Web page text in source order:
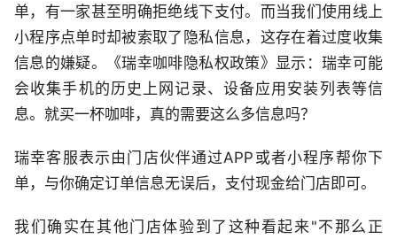
单，有一家甚至明确拒绝线下支付。而当我们使用线上
小程序点单时却被索取了隐私信息，这存在着过度收集
信息的嫌疑。《瑞幸咖啡隐私权政策》显示：瑞幸可能
会收集手机的历史上网记录、设备应用安装列表等信
息。就买一杯咖啡，真的需要这么多信息吗？
瑞幸客服表示由门店伙伴通过APP或者小程序帮你下
单，与你确定订单信息无误后，支付现金给门店即可。
我们确实在其他门店体验到了这种看起来"不那么正